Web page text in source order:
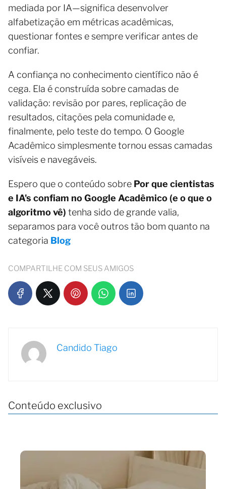
mediada por IA—significa desenvolver
alfabetização em métricas acadêmicas,
questionar fontes e sempre verificar antes de
confiar.
A confiança no conhecimento científico não é
cega. Ela é construída sobre camadas de
validação: revisão por pares, replicação de
resultados, citações pela comunidade e,
finalmente, pelo teste do tempo. O Google
Acadêmico simplesmente tornou essas camadas
visíveis e navegáveis.
Espero que o conteúdo sobre Por que cientistas
e IA's confiam no Google Acadêmico (e o que o
algoritmo vê) tenha sido de grande valia,
separamos para você outros tão bom quanto na
categoria Blog
COMPARTILHE COM SEUS AMIGOS
Candido Tiago
Conteúdo exclusivo